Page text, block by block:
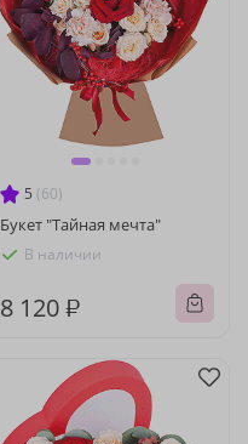
5 (60)
Букет "Тайная мечта"
В наличии
8 120 ₽